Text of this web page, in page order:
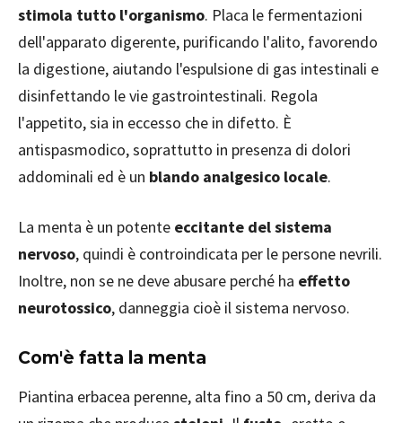
stimola tutto l'organismo. Placa le fermentazioni
dell'apparato digerente, purificando l'alito, favorendo
la digestione, aiutando l'espulsione di gas intestinali e
disinfettando le vie gastrointestinali. Regola
l'appetito, sia in eccesso che in difetto. È
antispasmodico, soprattutto in presenza di dolori
addominali ed è un blando analgesico locale.
La menta è un potente eccitante del sistema
nervoso, quindi è controindicata per le persone nevrili.
Inoltre, non se ne deve abusare perché ha effetto
neurotossico, danneggia cioè il sistema nervoso.
Com'è fatta la menta
Piantina erbacea perenne, alta fino a 50 cm, deriva da